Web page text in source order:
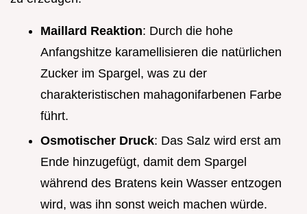
Maillard Reaktion: Durch die hohe
Anfangshitze karamellisieren die natürlichen
Zucker im Spargel, was zu der
charakteristischen mahagonifarbenen Farbe
führt.
Osmotischer Druck: Das Salz wird erst am
Ende hinzugefügt, damit dem Spargel
während des Bratens kein Wasser entzogen
wird, was ihn sonst weich machen würde.